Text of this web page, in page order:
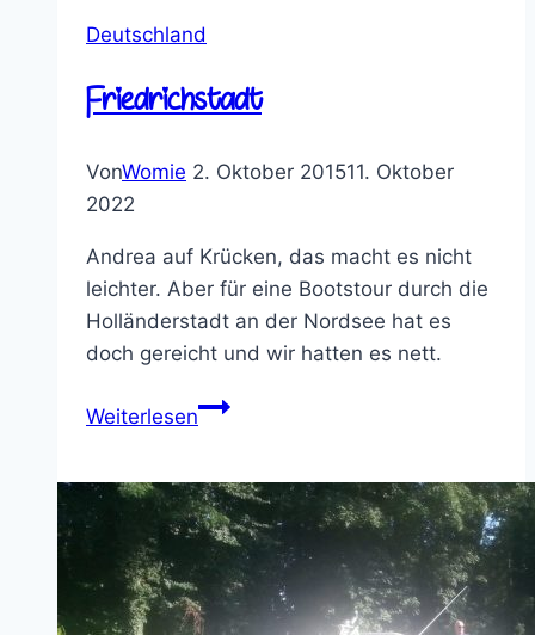
Deutschland
Friedrichstadt
VonWomie 2. Oktober 201511. Oktober
2022
Andrea auf Krücken, das macht es nicht
leichter. Aber für eine Bootstour durch die
Holländerstadt an der Nordsee hat es
doch gereicht und wir hatten es nett.
WeiterlesenFriedrichstadt